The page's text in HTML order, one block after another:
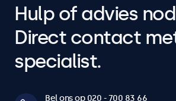
Hulp of advies
Direct contact
specialist.
Bel ons op 020 - 700 83 66